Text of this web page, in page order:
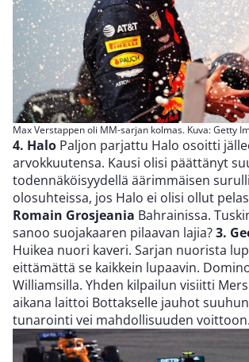
Max Verstappen oli MM-sarjan kolmas. Kuva: Getty
4. Halo Paljon parjattu Halo osoitti
arvokkuutensa. Kausi olisi päättänyt
todennäköisyydellä äärimmäisen
olosuhteissa, jos Halo ei olisi ollut
Romain Grosjeania Bahrainissa.
sanoo suojakaaren pilaavan lajia?3.
Huikea nuori kaveri. Sarjan nuorista
eittämättä se kaikkein lupaavin.
Williamsilla. Yhden kilpailun visiitti
aikana laittoi Bottakselle jauhot
tunarointi vei mahdollisuuden voittoon.